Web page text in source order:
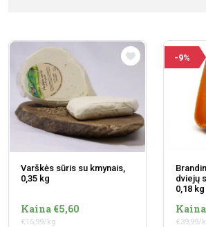
Varškės sūris su kmynais,
0,35 kg
Kaina €5,60
€15,99/kg
-9%
dviejų
0,18 kg
Kaina
€39,99/